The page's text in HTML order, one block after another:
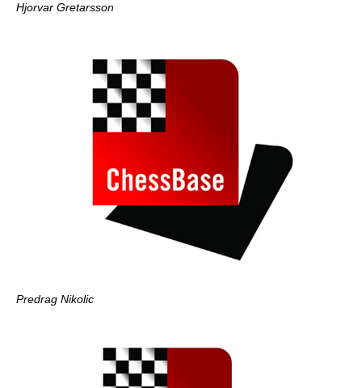
Hjorvar Gretarsson
Predrag Nikolic